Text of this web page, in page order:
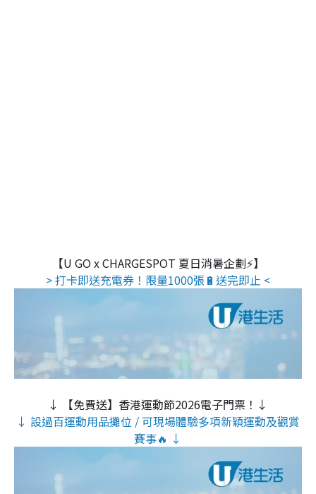
【U GO x CHARGESPOT 夏日消暑企劃⚡】
> 打卡即送充電券！限量1000張🔋送完即止 <
↓ 【免費送】香港運動節2026電子門票！↓
↓ 設過百運動用品攤位 / 可現場體驗多項新穎運動及觀賞
賽事🔥 ↓